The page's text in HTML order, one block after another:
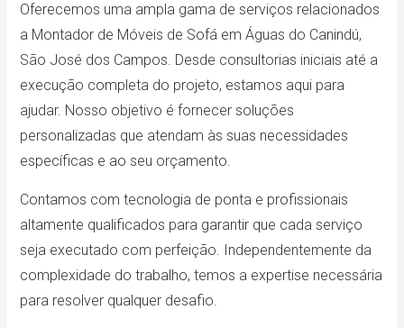
Oferecemos uma ampla gama de serviços relacionados
a Montador de Móveis de Sofá em Águas do Canindú,
São José dos Campos. Desde consultorias iniciais até a
execução completa do projeto, estamos aqui para
ajudar. Nosso objetivo é fornecer soluções
personalizadas que atendam às suas necessidades
específicas e ao seu orçamento.
Contamos com tecnologia de ponta e profissionais
altamente qualificados para garantir que cada serviço
seja executado com perfeição. Independentemente da
complexidade do trabalho, temos a expertise necessária
para resolver qualquer desafio.